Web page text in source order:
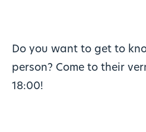
Do you want to get to
person? Come to their
18:00!